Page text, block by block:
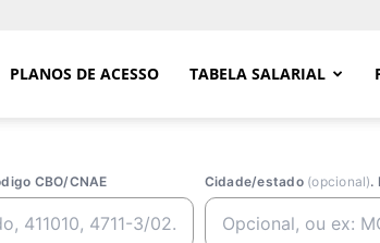
PLANOS DE ACESSO TABELA SALARIAL
CBO/CNAE Cidade/estado (opcional).